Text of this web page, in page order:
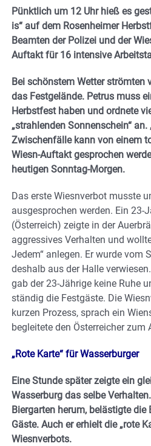
Pünktlich um 12 Uhr hieß es
is“ auf dem Rosenheimer
Beamten der Polizei und der
Auftakt für 16 intensive
Bei schönstem Wetter strömten
das Festgelände. Petrus muss
Herbstfest haben und ordnete
„strahlenden Sonnenschein“
Zwischenfälle kann von einem
Wiesn-Auftakt gesprochen
heutigen Sonntag-Morgen.
Das erste Wiesnverbot musste
ausgesprochen werden. Ein 23-
(Österreich) zeigte in der
aggressives Verhalten und
Jedem“ anlegen. Er wurde vom
deshalb aus der Halle
gab der 23-Jährige keine Ruhe
ständig die Festgäste. Die
kurzen Prozess, sprach ein
begleitete den Österreicher zum
„Rote Karte“ für Wasserburger
Eine Stunde später zeigte ein
Wasserburg das selbe
Biergarten herum, belästigte die
Gäste. Auch er erhielt die „rote
Wiesnverbots.